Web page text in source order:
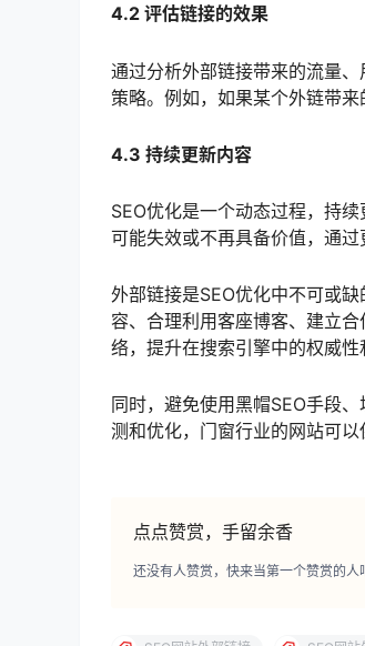
4.2 评估链接的效果
通过分析外部链接带来的流量
策略。例如，如果某个外链带
4.3 持续更新内容
SEO优化是一个动态过程，持
可能失效或不再具备价值，通过
外部链接是SEO优化中不可或
容、合理利用客座博客、建立
络，提升在搜索引擎中的权威性
同时，避免使用黑帽SEO手段
测和优化，门窗行业的网站可
点点赞赏，手留余香
还没有人赞赏，快来当第一个赞赏的人